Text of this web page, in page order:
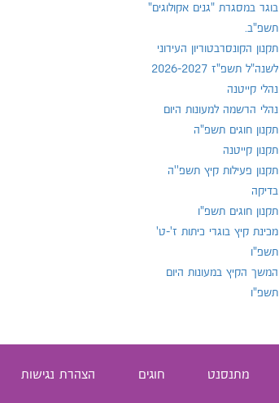
בוגר במסגרת "גנים אקולוגים"
תשפ"ב.
תקנון הקונסרבטוריון העירוני
לשנה"ל תשפ"ז 2026-2027
נהלי קייטנה
נהלי הרשמה למעונות היום
תקנון חוגים תשפ"ה
תקנון קייטנה
תקנון פעילות קיץ תשפ''ה
בדיקה
תקנון חוגים תשפ"ו
מכינת קיץ בוגרי כיתות ז'-ט'
תשפ"ו
המשך הקיץ במעונות היום
תשפ"ו
מתנסנט חוגים הצהרת נגישות